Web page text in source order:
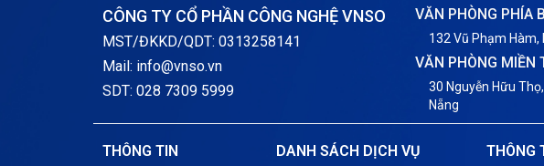
CÔNG TY CỔ PHẦN CÔNG NGHỆ VNSO
MST/ĐKKD/QDT: 0313258141
Mail: info@vnso.vn
SDT: 028 7309 5999
VĂN PHÒNG PHÍA
132 Vũ Phạm Hàm,
VĂN PHÒNG MIỀN
30 Nguyễn Hữu
Nẵng
THÔNG TIN DANH SÁCH DỊCH VỤ THÔNG